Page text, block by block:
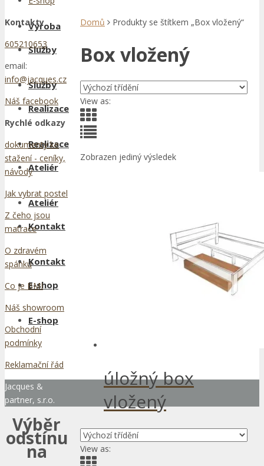
Služby
Realizace
Ateliér
Kontakt
E-shop
Výroba
Služby
Realizace
Ateliér
Kontakt
E-shop
Domů
Produkty se štítkem „Box vložený“
Box vložený
View as:
Zobrazen jediný výsledek
úložný box
vložený
View as:
Kontakty
605210653
email:
info@jacques.cz
Náš facebook
Rychlé odkazy
dokumenty ke
stažení - ceníky,
návody
Jak vybrat postel
Z čeho jsou
matrace
O zdravém
spánku
Co je BMI
Náš showroom
Obchodní
podmínky
Reklamační řád
Jacques &
partner, s.r.o.
Výběr
odstínu
na